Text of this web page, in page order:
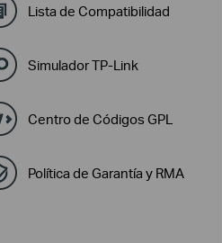
Lista de Compatibilidad
Simulador TP-Link
Centro de Códigos GPL
Política de Garantía y RMA